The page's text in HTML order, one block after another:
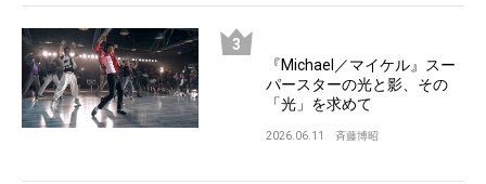
『Michael／マイケル』スー
パースターの光と影、その
「光」を求めて
2026.06.11 斉藤博昭